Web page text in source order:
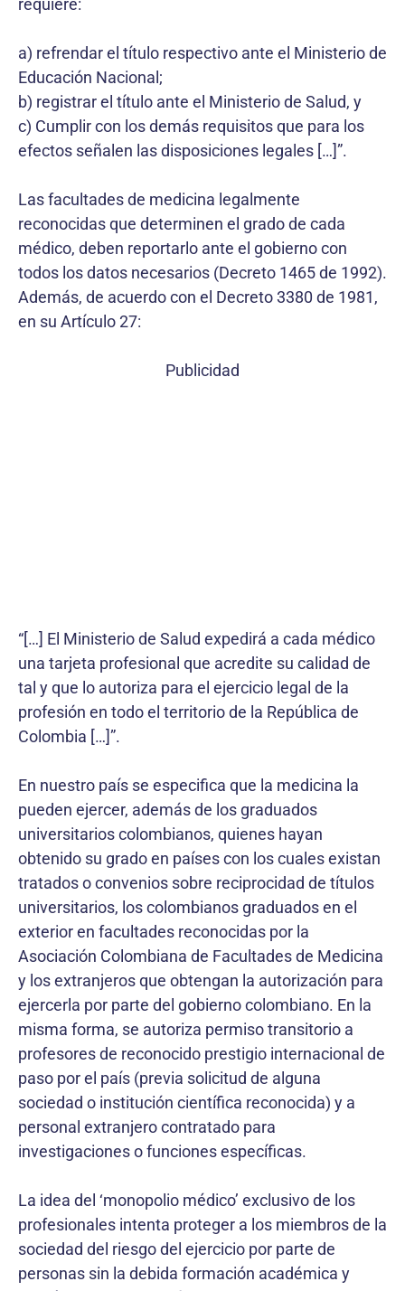
requiere:
a) refrendar el título respectivo ante el Ministerio de
Educación Nacional;
b) registrar el título ante el Ministerio de Salud, y
c) Cumplir con los demás requisitos que para los
efectos señalen las disposiciones legales […]”.
Las facultades de medicina legalmente
reconocidas que determinen el grado de cada
médico, deben reportarlo ante el gobierno con
todos los datos necesarios (Decreto 1465 de 1992).
Además, de acuerdo con el Decreto 3380 de 1981,
en su Artículo 27:
Publicidad
“[…] El Ministerio de Salud expedirá a cada médico
una tarjeta profesional que acredite su calidad de
tal y que lo autoriza para el ejercicio legal de la
profesión en todo el territorio de la República de
Colombia […]”.
En nuestro país se especifica que la medicina la
pueden ejercer, además de los graduados
universitarios colom­bianos, quienes hayan
obtenido su grado en países con los cuales existan
tratados o convenios sobre reciprocidad de títulos
universitarios, los colombianos graduados en el
exterior en facultades reconocidas por la
Asociación Colombiana de Facultades de Medicina
y los extranjeros que obtengan la autorización para
ejercerla por parte del gobierno colombiano. En la
misma forma, se autoriza permiso transitorio a
profesores de reconocido prestigio internacional de
paso por el país (previa solicitud de alguna
sociedad o institución científica reconocida) y a
personal extranjero contratado para
investigaciones o funciones específicas.
La idea del ‘monopolio médico’ exclusivo de los
profesionales intenta proteger a los miembros de la
sociedad del riesgo del ejercicio por parte de
personas sin la debida formación académica y